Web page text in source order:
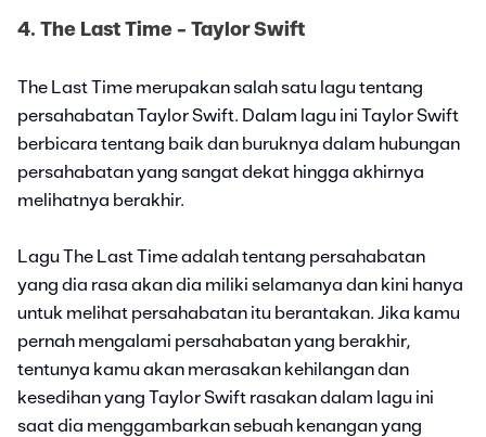
4. The Last Time - Taylor Swift
The Last Time merupakan salah satu lagu tentang
persahabatan Taylor Swift. Dalam lagu ini Taylor Swift
berbicara tentang baik dan buruknya dalam hubungan
persahabatan yang sangat dekat hingga akhirnya
melihatnya berakhir.
Lagu The Last Time adalah tentang persahabatan
yang dia rasa akan dia miliki selamanya dan kini hanya
untuk melihat persahabatan itu berantakan. Jika kamu
pernah mengalami persahabatan yang berakhir,
tentunya kamu akan merasakan kehilangan dan
kesedihan yang Taylor Swift rasakan dalam lagu ini
saat dia menggambarkan sebuah kenangan yang